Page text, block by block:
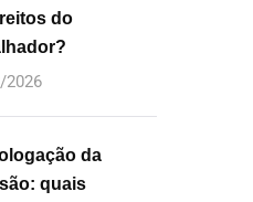
do
2026
da
quais